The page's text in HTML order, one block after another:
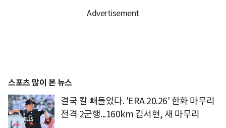
스포츠 많이 본 뉴스
결국 칼 빼들었다. 'ERA 20.26' 한화 마무리
전격 2군행...160km 김서현, 새 마무리